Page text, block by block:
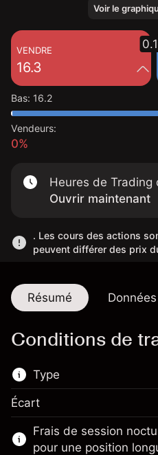
Voir le
VENDRE
16.3
Bas: 16.2
Vendeurs:
0%
Heures de Trading
Ouvrir maintenant
. Les cours des actions
peuvent différer des prix
Résumé
Conditions de
Type
Ce marché financier
trading de CFD.
Écart
Frais de session
pour une position